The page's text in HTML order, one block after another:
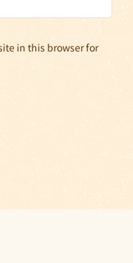
in this browser for